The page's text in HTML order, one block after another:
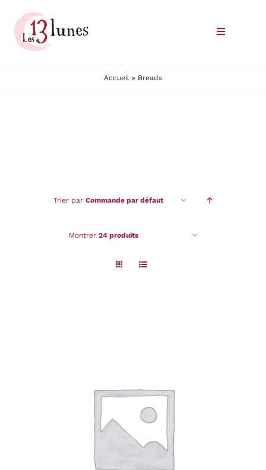
contenu
Toggle
Accueil » Breads
Trier par Commande par défaut
Montrer 24 produits
DÉTAILS